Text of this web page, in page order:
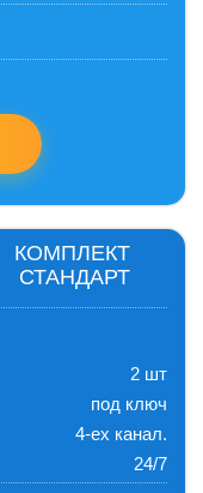
КОМПЛЕКТ
СТАНДАРТ
2 шт
под ключ
4-ех канал.
24/7